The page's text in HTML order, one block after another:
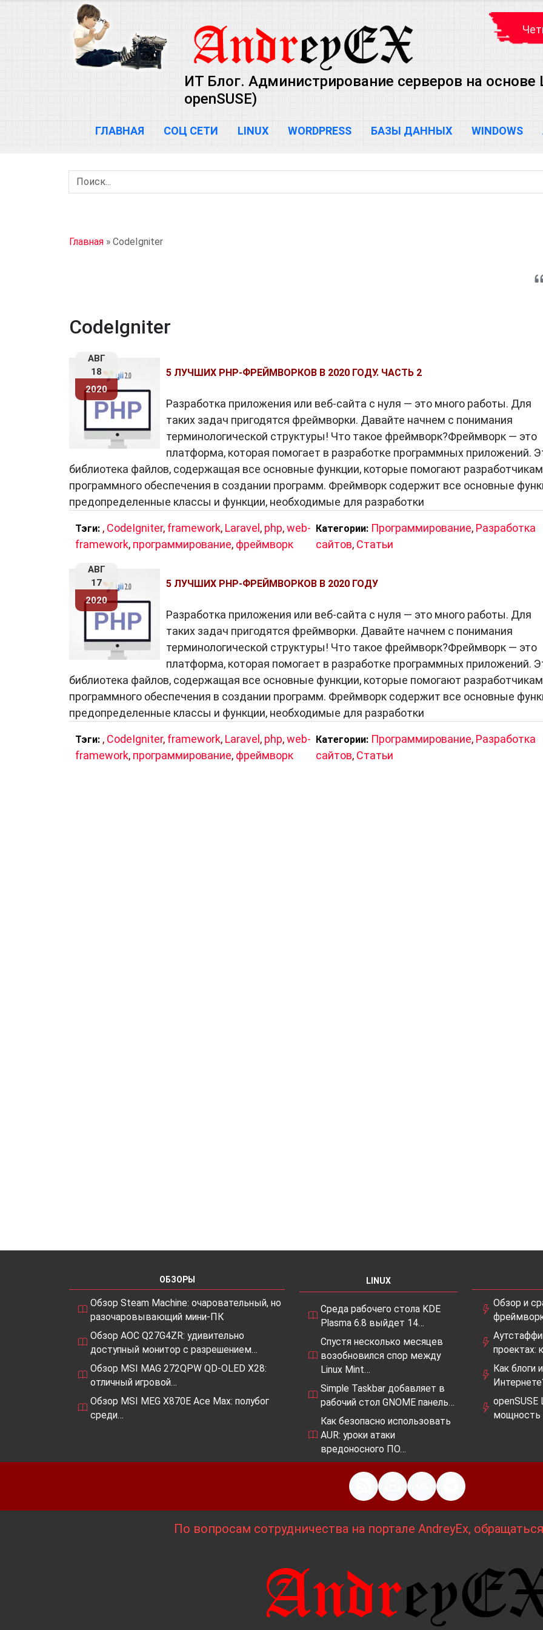
ИТ Блог. Администрирование серверов на основе
openSUSE)
ГЛАВНАЯ СОЦ СЕТИ LINUX WORDPRESS БАЗЫ ДАННЫХ WINDOWS
Главная » CodeIgniter
CodeIgniter
АВГ
18
2020
5 ЛУЧШИХ PHP-ФРЕЙМВОРКОВ В 2020 ГОДУ. ЧАСТЬ 2
Разработка приложения или веб-сайта с нуля — это много работы. Для
таких задач пригодятся фреймворки. Давайте начнем с понимания
терминологической структуры! Что такое фреймворк?Фреймворк — это
платформа, которая помогает в разработке программных приложений.
библиотека файлов, содержащая все основные функции, которые помогают разработчикам
программного обеспечения в создании программ. Фреймворк содержит все основные
предопределенные классы и функции, необходимые для разработки
Тэги: , CodeIgniter, framework, Laravel , php,web-
framework, программирование, фреймворк
Категории: Программирование, Разработка
сайтов, Статьи
АВГ
17
2020
5 ЛУЧШИХ PHP-ФРЕЙМВОРКОВ В 2020 ГОДУ
Разработка приложения или веб-сайта с нуля — это много работы. Для
таких задач пригодятся фреймворки. Давайте начнем с понимания
терминологической структуры! Что такое фреймворк?Фреймворк — это
платформа, которая помогает в разработке программных приложений.
библиотека файлов, содержащая все основные функции, которые помогают разработчикам
программного обеспечения в создании программ. Фреймворк содержит все основные
предопределенные классы и функции, необходимые для разработки
Тэги: , CodeIgniter, framework, Laravel , php,web-
framework, программирование, фреймворк
Категории: Программирование, Разработка
сайтов, Статьи
ОБЗОРЫ
Обзор Steam Machine: очаровательный, но
разочаровывающий мини-ПК
Обзор AOC Q27G4ZR: удивительно
доступный монитор с разрешением…
Обзор MSI MAG 272QPW QD-OLED X28:
отличный игровой…
Обзор MSI MEG X870E Ace Max: полубог
среди…
LINUX
Среда рабочего стола KDE
Plasma 6.8 выйдет 14…
Спустя несколько месяцев
возобновился спор между
Linux Mint…
Simple Taskbar добавляет в
рабочий стол GNOME панель…
Как безопасно использовать
AUR: уроки атаки
вредоносного ПО…
Обзор и
проектах:
Как блоги
openSUSE
мощность
По вопросам сотрудничества на портале AndreyEx,